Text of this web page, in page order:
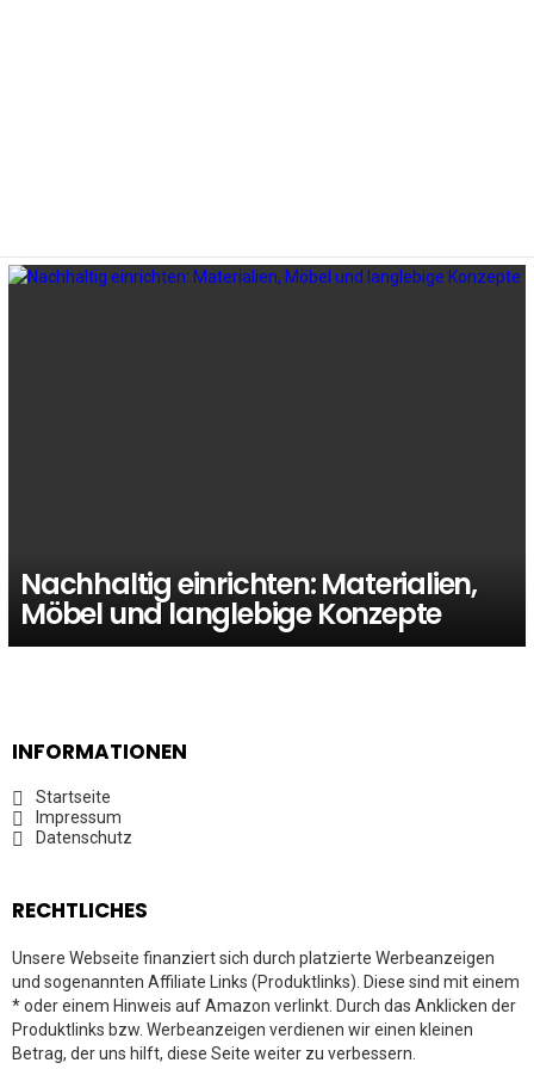
Nachhaltig einrichten: Materialien,
Möbel und langlebige Konzepte
INFORMATIONEN
Startseite
Impressum
Datenschutz
RECHTLICHES
Unsere Webseite finanziert sich durch platzierte Werbeanzeigen
und sogenannten Affiliate Links (Produktlinks). Diese sind mit einem
* oder einem Hinweis auf Amazon verlinkt. Durch das Anklicken der
Produktlinks bzw. Werbeanzeigen verdienen wir einen kleinen
Betrag, der uns hilft, diese Seite weiter zu verbessern.